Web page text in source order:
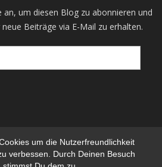
um die Nutzerfreundlichkeit
verbessen. Durch Deinen Besuch
an, um diesen Blog zu abonnieren und
Beiträge via E-Mail zu erhalten.
©, ALL RIGHTS RESERVED.